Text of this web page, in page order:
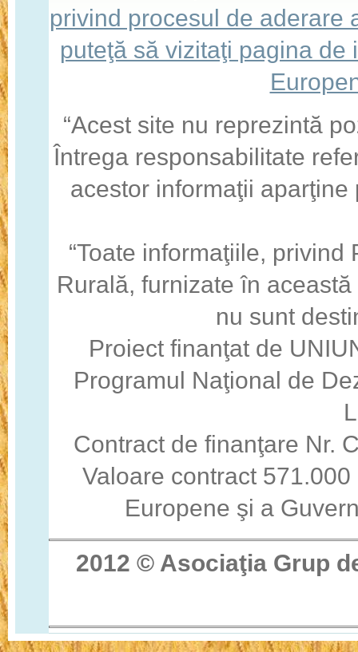
privind procesul de aderare
puteţă să vizitaţi pagina
“Acest site nu reprezintă
Întrega responsabilitate
acestor informaţii
“Toate informaţiile,
Rurală, furnizate în
nu sunt
Proiect finanţat de
Programul Naţional de
Contract de finanţare Nr.
Valoare contract
Europene şi a
2012 © Asociaţia Grup